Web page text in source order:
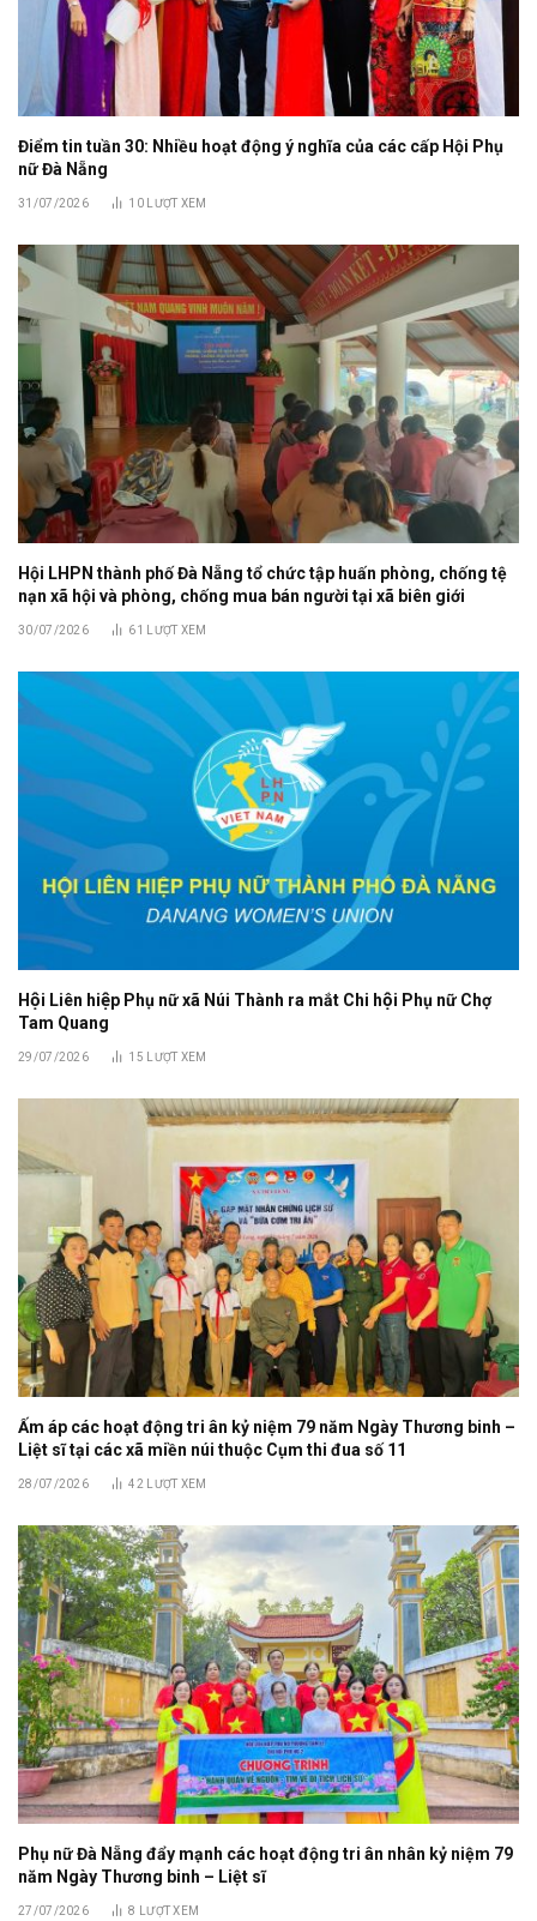
Điểm tin tuần 30: Nhiều hoạt động ý nghĩa của các cấp Hội Phụ
nữ Đà Nẵng
31/07/2026 10 LƯỢT XEM
Hội LHPN thành phố Đà Nẵng tổ chức tập huấn phòng, chống tệ
nạn xã hội và phòng, chống mua bán người tại xã biên giới
30/07/2026 61 LƯỢT XEM
Hội Liên hiệp Phụ nữ xã Núi Thành ra mắt Chi hội Phụ nữ Chợ
Tam Quang
29/07/2026 15 LƯỢT XEM
Ấm áp các hoạt động tri ân kỷ niệm 79 năm Ngày Thương binh –
Liệt sĩ tại các xã miền núi thuộc Cụm thi đua số 11
28/07/2026 42 LƯỢT XEM
Phụ nữ Đà Nẵng đẩy mạnh các hoạt động tri ân nhân kỷ niệm 79
năm Ngày Thương binh – Liệt sĩ
27/07/2026 8 LƯỢT XEM